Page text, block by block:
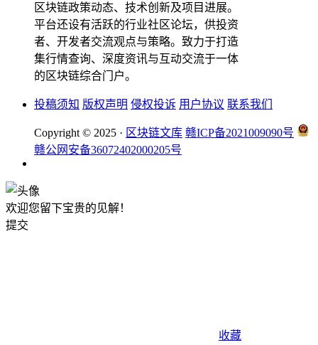
区块链政策动态、技术创新及项目进展。
平台还设有活跃的行业社区论坛，供投资
者、开发者交流观点与策略。致力于打造
集行情查询、深度资讯与互动交流于一体
的区块链综合门户。
投稿须知 版权声明 侵权投诉 用户协议 联系我们
Copyright © 2025 · 区块链文库 赣ICP备2021009090号
赣公网安备36072402000205号
欢迎您留下宝贵的见解！
提交
收藏